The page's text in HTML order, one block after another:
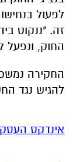
החקירה
להגיש נגד
אינדקס